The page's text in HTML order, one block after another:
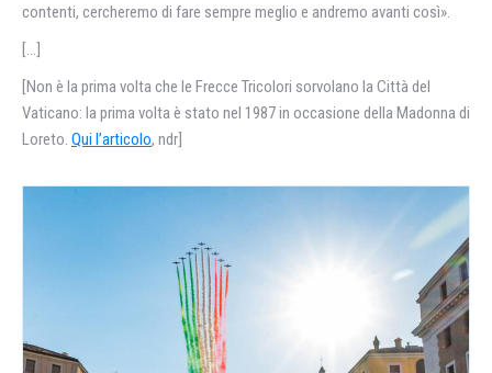
contenti, cercheremo di fare sempre meglio e andremo avanti così».
[…]
[Non è la prima volta che le Frecce Tricolori sorvolano la Città del
Vaticano: la prima volta è stato nel 1987 in occasione della Madonna di
Loreto. Qui l’articolo, ndr]